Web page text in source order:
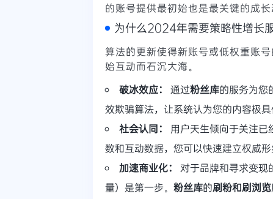
的账号提供最初始也是最关键的成长
为什么2024年需要策略性增长服
算法的更新使得新账号或低权重账
始互动而石沉大海。
破冰效应：
通过粉丝库的服务为您
效欺骗算法，让系统认为您的内容极
社会认同：
用户天生倾向于关注
数和互动数据，您可以快速建立权威
加速商业化：
对于品牌和寻求变现
量）是第一步。 粉丝库的刷粉和刷浏览